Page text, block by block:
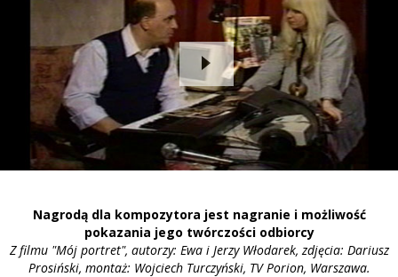
Nagrodą dla kompozytora jest nagranie i możliwość
pokazania jego twórczości odbiorcy
Z filmu "Mój portret", autorzy: Ewa i Jerzy Włodarek, zdjęcia: Dariusz
Prosiński, montaż: Wojciech Turczyński, TV Porion, Warszawa.